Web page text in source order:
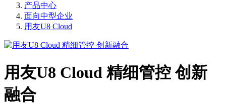
产品中心
面向中型企业
用友U8 Cloud
用友U8 Cloud 精细管控 创新
融合